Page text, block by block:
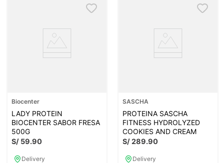
Biocenter
LADY PROTEIN
BIOCENTER SABOR FRESA
500G
S/ 59.90
Delivery
SASCHA
PROTEINA SASCHA
FITNESS HYDROLYZED
COOKIES AND CREAM
S/289.90
Delivery